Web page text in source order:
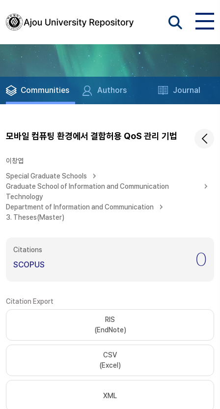
Communities Authors Journal
모바일 컴퓨팅 환경에서 결함허용 QoS 관리 기법
이창엽
Special Graduate Schools
Graduate School of Information and Communication
Technology
Department of Information and Communication
3. Theses(Master)
Citations
SCOPUS 0
Citation Export
RIS
(EndNote)
CSV
(Excel)
XML